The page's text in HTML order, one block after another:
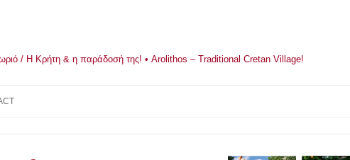
/ Η Κρήτη & η παράδοσή της! • Arolithos – Traditional Cretan Village!